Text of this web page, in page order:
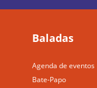
Baladas
Agenda de eventos
Bate-Papo